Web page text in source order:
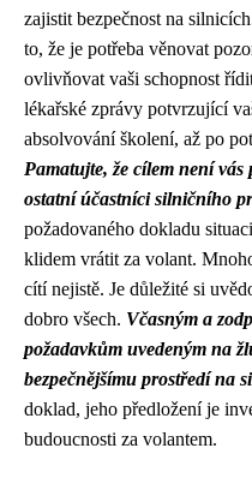
zajistit bezpečnost na
to, že je potřeba věnovat
ovlivňovat vaši schopnost
lékařské zprávy potvrzující
absolvování školení, až po
Pamatujte, že cílem není vás
ostatní účastníci silničního
požadovaného dokladu
klidem vrátit za volant.
cítí nejistě. Je důležité si
dobro všech. Včasným a
požadavkům uvedeným na
bezpečnějšímu prostředí na
doklad, jeho předložení je
budoucnosti za volantem.